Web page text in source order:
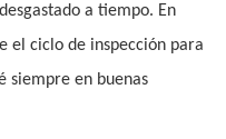
a tiempo. En
el ciclo de inspección para
siempre en buenas